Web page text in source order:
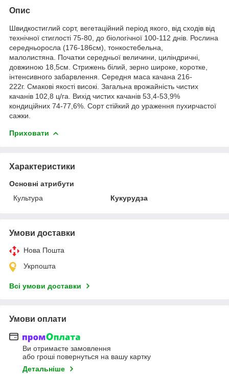
Опис
Швидкостиглий сорт, вегетаційний період якого, від сходів від
технічної стиглості 75-80, до біологічної 100-112 днів. Рослина
середньоросла (176-186см), тонкостебельна,
малолистяна. Початки середньої величини, циліндричні,
довжиною 18,5см. Стрижень білий, зерно широке, коротке,
інтенсивного забарвлення. Середня маса качана 216-
222г. Смакові якості високі. Загальна врожайність чистих
качанів 102,8 ц/га. Вихід чистих качанів 53,4-53,9%
кондиційних 74-77,6%. Сорт стійкий до ураження пухирчастої
сажки.
Приховати
Характеристики
Основні атрибути
Культура
Кукурудза
Умови доставки
Нова Пошта
Укрпошта
Всі умови доставки
Умови оплати
Ви отримаєте замовлення
або гроші повернуться на вашу картку
Детальніше